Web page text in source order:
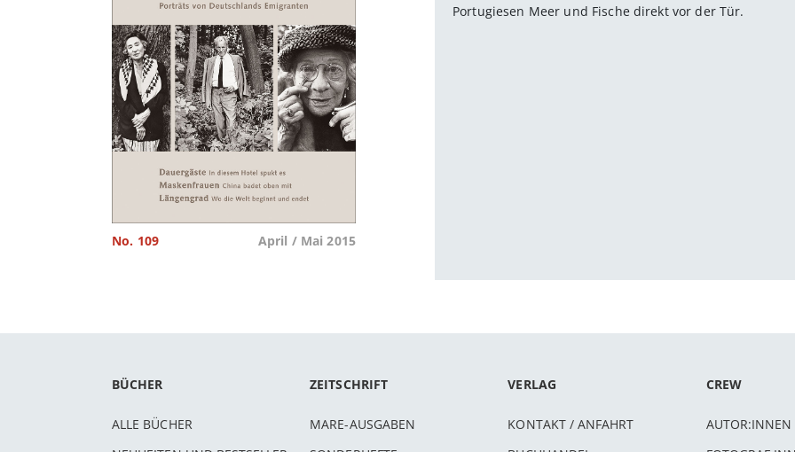
No. 109 April / Mai 2015
Portugiesen Meer und Fische direkt vor der Tür.
BÜCHER
ALLE BÜCHER
ZEITSCHRIFT
MARE-AUSGABEN
VERLAG
KONTAKT / ANFAHRT
CREW
AUTOR:INNEN